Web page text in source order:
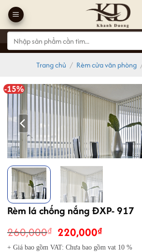
qua
nội
dung
Tìm
kiếm:
Trang chủ / Rèm cửa văn phòng
-15%
Rèm lá chống nắng ĐXP- 917
260,000₫ Giá
gốc
220,000₫Giá
hiện
+ Giá bao gồm VAT: Chưa bao gồm vat 10 %